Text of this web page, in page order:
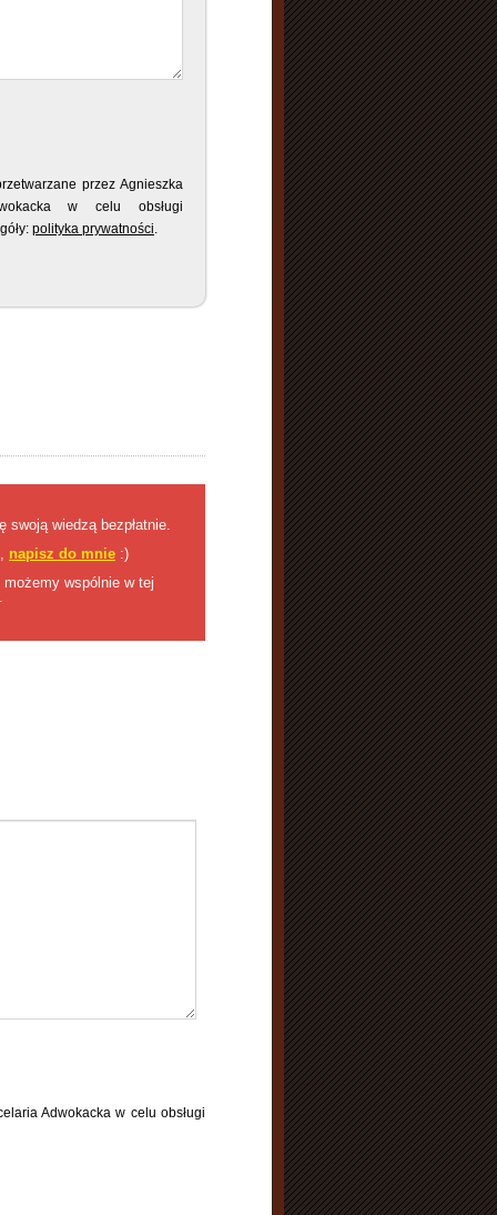
przez Agnieszka
w celu obsługi
polityka prywatności
swoją wiedzą bezpłatnie.
napisz do mnie :)
wspólnie w tej
Adwokacka w celu obsługi